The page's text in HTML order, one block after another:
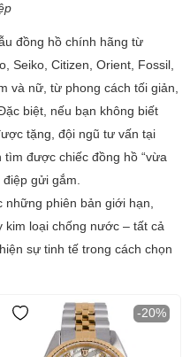
đồng hồ chính hãng từ
Seiko, Citizen, Orient, Fossil,
và nữ, từ phong cách tối giản,
biệt, nếu bạn không biết
tặng, đội ngũ tư vấn tại
được chiếc đồng hồ “vừa
gửi gắm.
phiên bản giới hạn,
loại chống nước – tất cả
sự tinh tế trong cách chọn
-20%